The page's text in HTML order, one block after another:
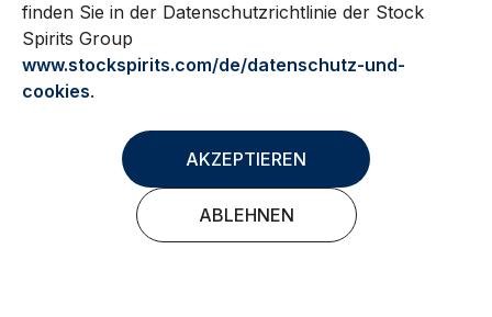
finden Sie in der Datenschutzrichtlinie der Stock
Spirits Group
www.stockspirits.com/de/datenschutz-und-
cookies.
AKZEPTIEREN
ABLEHNEN